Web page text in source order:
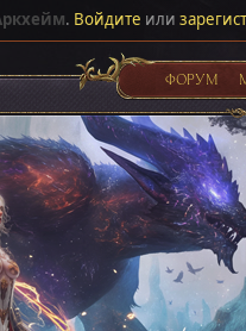
. Войдите или
ФОРУМ